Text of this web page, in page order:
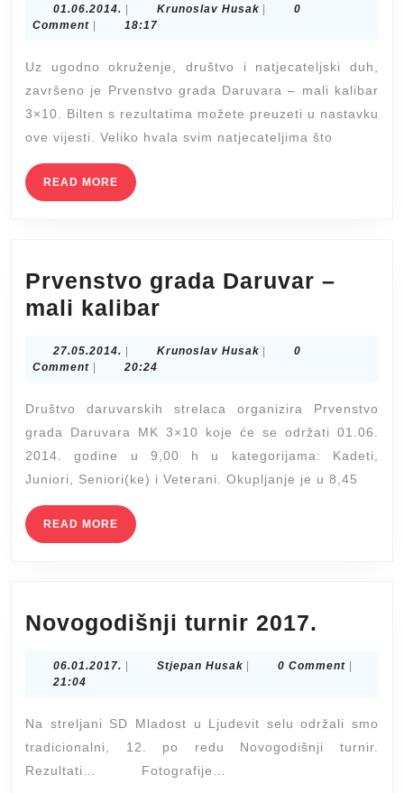
grada
01.06.2014. 01.06.2014.
| Krunoslav HusakKrunoslav
|
0
Comment | 18:17
Uz ugodno okruženje, društvo i natjecateljski duh,
završeno je Prvenstvo grada Daruvara – mali kalibar
3×10. Bilten s rezultatima možete preuzeti u nastavku
ove vijesti. Veliko hvala svim natjecateljima što
READ MORE READ
MORE
Prvenstvo grada Daruvar –
mali kalibar
Daruvar
mali
kalibar
27.05.2014. 27.05.2014.Krunoslav HusakKrunoslav
0
Comment
20:24
Društvo daruvarskih strelaca organizira Prvenstvo
grada Daruvara MK 3×10 koje će se održati 01.06.
2014. godine u 9,00 h u kategorijama: Kadeti,
Juniori, Seniori(ke) i Veterani. Okupljanje je u 8,45
READ MORE READ
MORE
Novogodišnji turnir 2017.
2017.
06.01.2017. 06.01.2017.Stjepan HusakStjepan0 Comment
21:04
Na streljani SD Mladost u Ljudevit selu održali smo
tradicionalni, 12. po redu Novogodišnji turnir.
Rezultati… Fotografije…